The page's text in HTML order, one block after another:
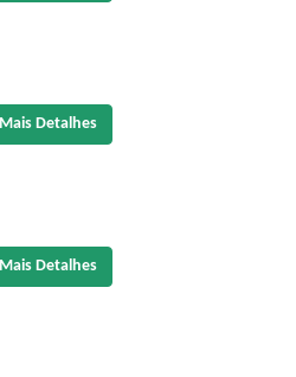
Mais Detalhes
Mais Detalhes